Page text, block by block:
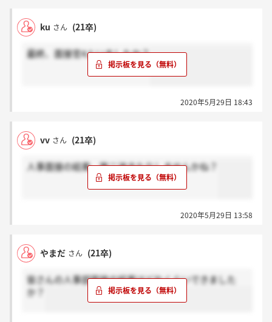
ku さん (21卒)
最終、面接官4人いましたか？
2020年5月29日 18:43
vv さん (21卒)
人事面接の結果、第二波きたりしませんかね？
2020年5月29日 13:58
やまだ さん (21卒)
皆さんの人事部面接の結果はどれくらいできました
か？